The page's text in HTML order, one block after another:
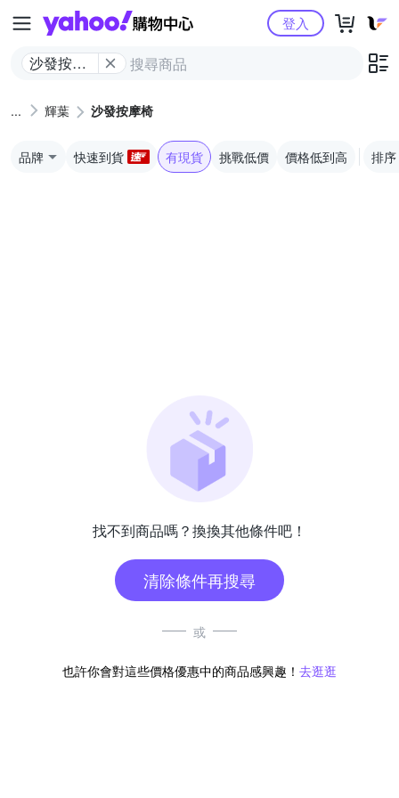
Yahoo購物中心
沙發按摩
登入
輝葉 沙發按摩椅
品牌 快速到貨 有現貨 挑戰低價 價格低到高 排序
找不到商品嗎？換換其他條件吧！
清除條件再搜尋
或
也許你會對這些價格優惠中的商品感興趣！ 去逛逛